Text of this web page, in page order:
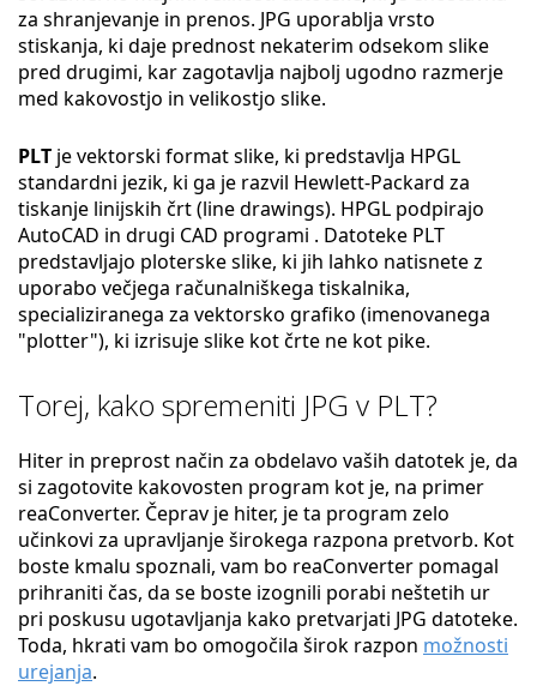
za shranjevanje in prenos. JPG uporablja vrsto
stiskanja, ki daje prednost nekaterim odsekom slike
pred drugimi, kar zagotavlja najbolj ugodno razmerje
med kakovostjo in velikostjo slike.
PLT je vektorski format slike, ki predstavlja HPGL
standardni jezik, ki ga je razvil Hewlett-Packard za
tiskanje linijskih črt (line drawings). HPGL podpirajo
AutoCAD in drugi CAD programi . Datoteke PLT
predstavljajo ploterske slike, ki jih lahko natisnete z
uporabo večjega računalniškega tiskalnika,
specializiranega za vektorsko grafiko (imenovanega
"plotter"), ki izrisuje slike kot črte ne kot pike.
Torej, kako spremeniti JPG v PLT?
Hiter in preprost način za obdelavo vaših datotek je, da
si zagotovite kakovosten program kot je, na primer
reaConverter. Čeprav je hiter, je ta program zelo
učinkovi za upravljanje širokega razpona pretvorb. Kot
boste kmalu spoznali, vam bo reaConverter pomagal
prihraniti čas, da se boste izognili porabi neštetih ur
pri poskusu ugotavljanja kako pretvarjati JPG datoteke.
Toda, hkrati vam bo omogočila širok razpon možnosti
urejanja.